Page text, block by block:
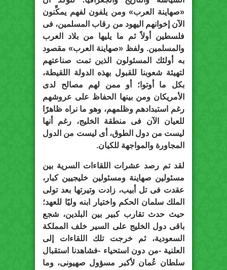
«صهاينة العرب» ومن يلفون لفهم يمكِّنون
الآن إخوانهم اليهود من رقاب المسلمين، فى
فلسطين أولاً ثم ما يليها من بلاد العرب
والمسلمين. ولفظ «صهاينة العرب» مقصود
به أولئك المسئولون الذين تمت صناعتهم
لتهيئة شعوبنا للقبول بهذه الدولة اللقيطة،
بكل ما أوتوا؛ أو ممن لهم مصالح لدى
الأمريكان ومن بينها الحفاظ على عروشهم
رغم استبدادهم وظلمهم، وهو ما نراه ظاهرًا
للعيان الآن فى منطقة الخليج، رغم أنها
ليست من دول الطوق، أى ليست من الدول
المجاورة والمواجهة للكيان.
لقد تم رصد عشرات اللقاءات السرية بين
مسئولين صهاينة ومسئولين خليجيين كبار،
عقدت فى تل أبيب، زادت وتيرتها بعد تولى
الملك سلمان الحكم واختيار ابنه وليًا للعهد؛
حيث حدث تقارب كبير بين البلدين، شجع
باقى دول الخليج على السير خلف المملكة
السعودية، ثم خرجت تلك اللقاءات إلى
العلنية -من دون استحياء -فشاهدنا استقبال
سلطان عُمان لأكبر مسؤول صهيونى، وما